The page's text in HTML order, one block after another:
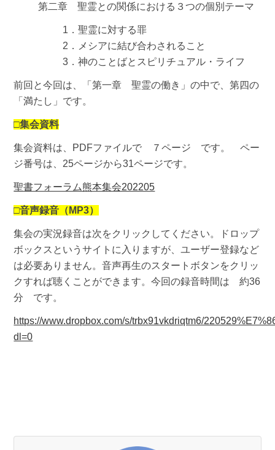
第二章 聖霊との関係における３つの個別テーマ
1．聖霊に対する罪
2．メシアに結び合わされること
3．神のことばとスピリチュアル・ライフ
前回と今回は、「第一章 聖霊の働き」の中で、第四の
「満たし」です。
□集会資料
集会資料は、PDFファイルで ７ページ です。 ペー
ジ番号は、25ページから31ページです。
聖書フォーラム熊本集会202205
□音声録音（MP3）
集会の実況録音は次をクリックしてください。ドロップ
ボックスというサイトに入りますが、ユーザー登録など
は必要ありません。音声再生のスタートボタンをクリッ
クすれば聴くことができます。今回の録音時間は 約36
分 です。
https://www.dropbox.com/s/trbx91vkdriqtm6/
dl=0